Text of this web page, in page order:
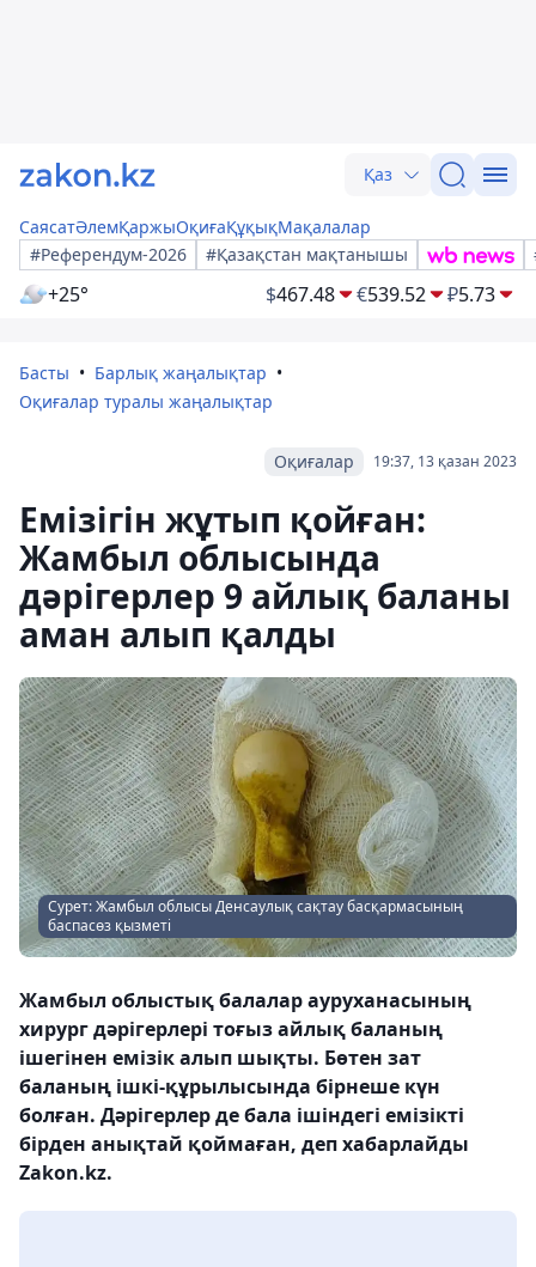
Қаз
СаясатӘлемҚаржыОқиғаҚұқықМақалалар
#Референдум-2026
#Қазақстан мақтанышы
+25° $467.48 €539.52 ₽5.73
Басты
Барлық жаңалықтар
Оқиғалар туралы жаңалықтар
19:37, 13 қазан 2023
Оқиғалар
Емізігін жұтып қойған:
Жамбыл облысында
дәрігерлер 9 айлық баланы
аман алып қалды
Сурет: Жамбыл облысы Денсаулық сақтау басқармасының
баспасөз қызметі
Жамбыл облыстық балалар ауруханасының
хирург дәрігерлері тоғыз айлық баланың
ішегінен емізік алып шықты. Бөтен зат
баланың ішкі-құрылысында бірнеше күн
болған. Дәрігерлер де бала ішіндегі емізікті
бірден анықтай қоймаған, деп хабарлайды
Zakon.kz.